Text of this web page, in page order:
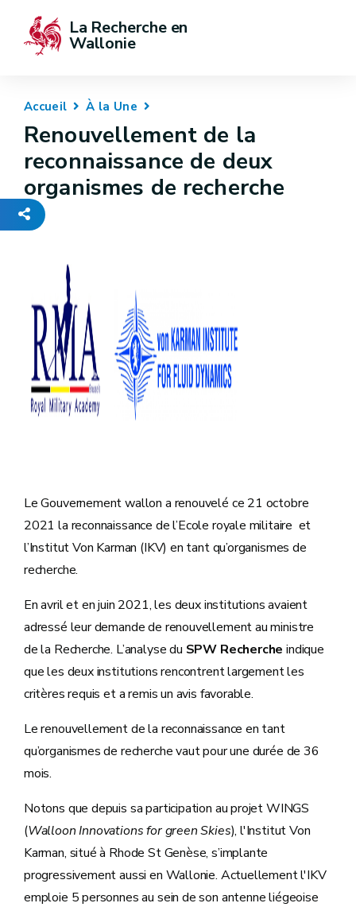
La Recherche en
Wallonie
Accueil À la Une
Renouvellement de la
reconnaissance de deux
organismes de recherche
-
Le Gouvernement wallon a renouvelé ce 21 octobre
2021 la reconnaissance de l’Ecole royale militaire et
l’Institut Von Karman (IKV) en tant qu’organismes de
recherche.
En avril et en juin 2021, les deux institutions avaient
adressé leur demande de renouvellement au ministre
de la Recherche. L’analyse du SPW Recherche indique
que les deux institutions rencontrent largement les
critères requis et a remis un avis favorable.
Le renouvellement de la reconnaissance en tant
qu’organismes de recherche vaut pour une durée de 36
mois.
Notons que depuis sa participation au projet WINGS
(Walloon Innovations for green Skies), l'Institut Von
Karman, situé à Rhode St Genèse, s’implante
progressivement aussi en Wallonie. Actuellement l'IKV
emploie 5 personnes au sein de son antenne liégeoise